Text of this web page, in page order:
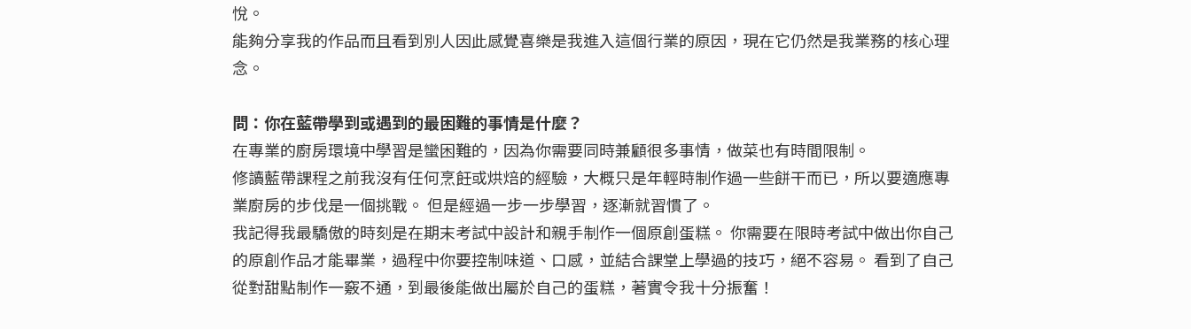
悅。
能夠分享我的作品而且看到別人因此感覺喜樂是我進入這個行業的原因，現在它仍然是我業務的核心理
念。
問：你在藍帶學到或遇到的最困難的事情是什麼？
在專業的廚房環境中學習是蠻困難的，因為你需要同時兼顧很多事情，做菜也有時間限制。
修讀藍帶課程之前我沒有任何烹飪或烘焙的經驗，大概只是年輕時制作過一些餅干而已，所以要適應專
業廚房的步伐是一個挑戰。 但是經過一步一步學習，逐漸就習慣了。
我記得我最驕傲的時刻是在期末考試中設計和親手制作一個原創蛋糕。 你需要在限時考試中做出你自己
的原創作品才能畢業，過程中你要控制味道、口感，並結合課堂上學過的技巧，絕不容易。 看到了自己
從對甜點制作一竅不通，到最後能做出屬於自己的蛋糕，著實令我十分振奮！